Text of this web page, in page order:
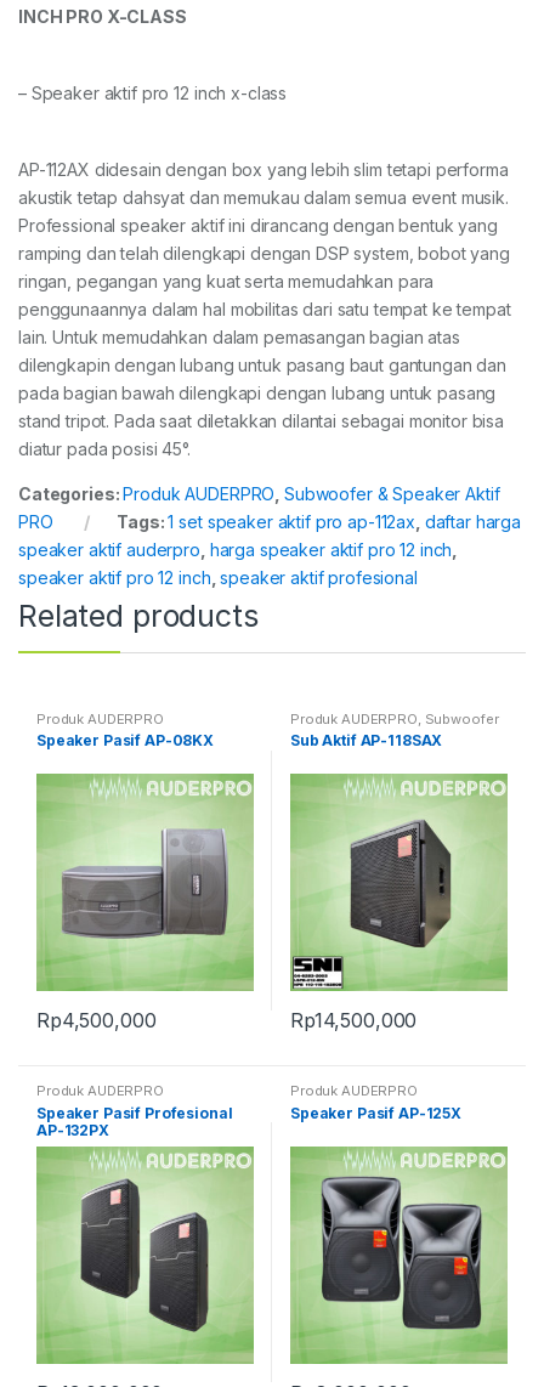
INCH PRO X-CLASS
– Speaker aktif pro 12 inch x-class
AP-112AX didesain dengan box yang lebih slim tetapi performa
akustik tetap dahsyat dan memukau dalam semua event musik.
Professional speaker aktif ini dirancang dengan bentuk yang
ramping dan telah dilengkapi dengan DSP system, bobot yang
ringan, pegangan yang kuat serta memudahkan para
penggunaannya dalam hal mobilitas dari satu tempat ke tempat
lain. Untuk memudahkan dalam pemasangan bagian atas
dilengkapin dengan lubang untuk pasang baut gantungan dan
pada bagian bawah dilengkapi dengan lubang untuk pasang
stand tripot. Pada saat diletakkan dilantai sebagai monitor bisa
diatur pada posisi 45°.
Categories:Produk AUDERPRO Subwoofer & Speaker Aktif
PRO
Tags:1 set speaker aktif pro ap-112ax daftar harga
speaker aktif auderpro harga speaker aktif pro 12 inch
speaker aktif pro 12 inch ,speaker aktif profesional
Related products
Produk AUDERPRO
Speaker Pasif AP-08KX
Rp4,500,000
Produk AUDERPRO Subwoofer
& Speaker Aktif PRO
Sub Aktif AP-118SAX
Rp14,500,000
Produk AUDERPRO
Speaker Pasif Profesional
AP-132PX
Produk AUDERPRO
Speaker Pasif AP-125X